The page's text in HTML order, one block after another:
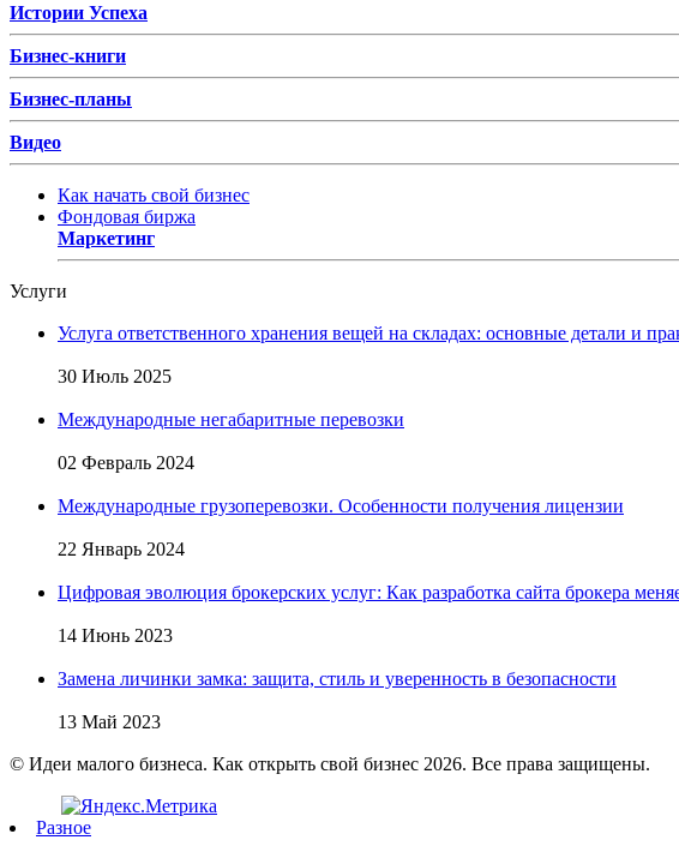
Истории Успеха
Бизнес-книги
Бизнес-планы
Видео
Как начать свой бизнес
Фондовая биржа
Маркетинг
Услуги
Услуга ответственного хранения вещей на складах: основные детали и
30 Июль 2025
Международные негабаритные перевозки
02 Февраль 2024
Международные грузоперевозки. Особенности получения лицензии
22 Январь 2024
Цифровая эволюция брокерских услуг: Как разработка сайта брокера
14 Июнь 2023
Замена личинки замка: защита, стиль и уверенность в безопасности
13 Май 2023
© Идеи малого бизнеса. Как открыть свой бизнес 2026. Все права защищены.
Разное